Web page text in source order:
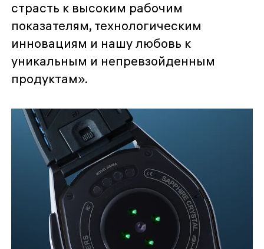
страсть к высоким рабочим
показателям, технологическим
инновациям и нашу любовь к
уникальным и непревзойденным
продуктам».